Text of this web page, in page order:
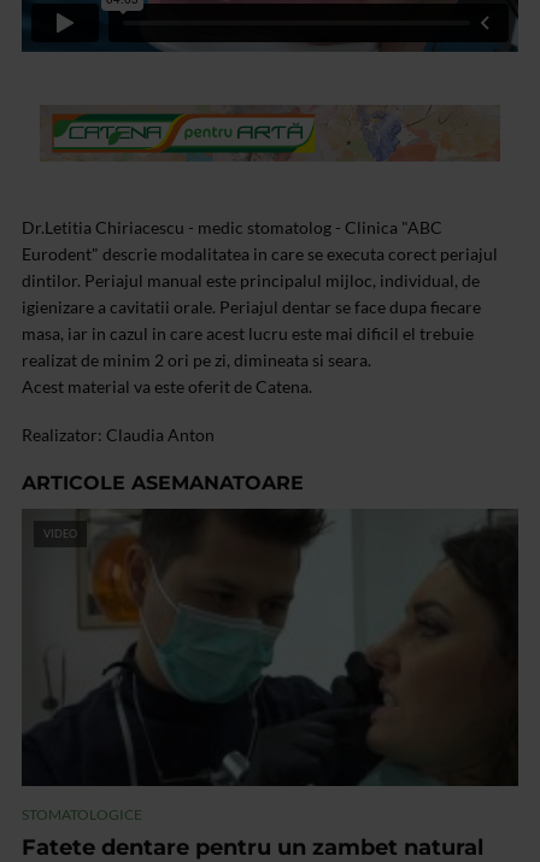
Dr.Letitia Chiriacescu - medic stomatolog - Clinica "ABC
Eurodent" descrie modalitatea in care se executa corect periajul
dintilor. Periajul manual este principalul mijloc, individual, de
igienizare a cavitatii orale. Periajul dentar se face dupa fiecare
masa, iar in cazul in care acest lucru este mai dificil el trebuie
realizat de minim 2 ori pe zi, dimineata si seara.
Acest material va este oferit de Catena.
Realizator: Claudia Anton
ARTICOLE ASEMANATOARE
VIDEO
STOMATOLOGICE
Fatete dentare pentru un zambet natural